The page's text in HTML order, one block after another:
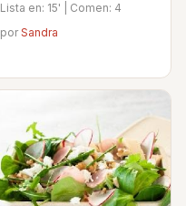
Lista en: 15' | Comen: 4
porSandra